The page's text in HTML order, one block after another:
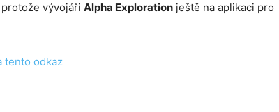
vývojáři Alpha Exploration ještě na aplikaci pro
tento odkaz